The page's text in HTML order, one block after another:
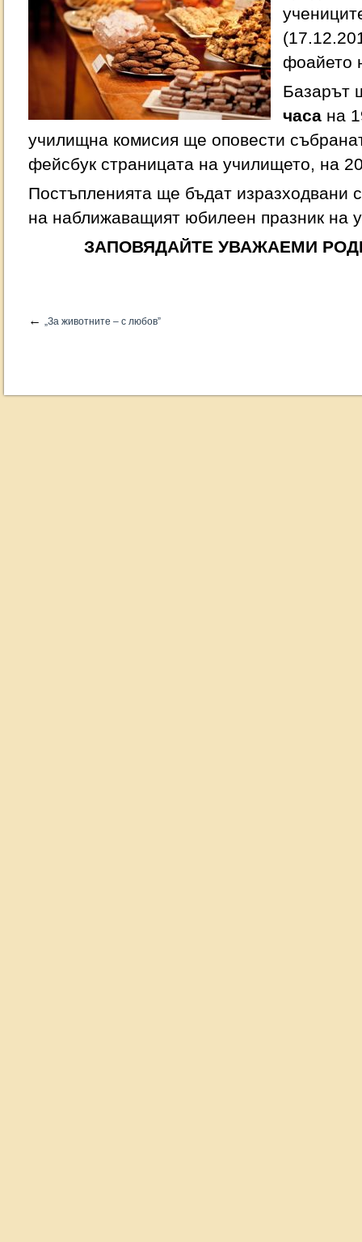
фоайето
Базарът
часа на
училищна комисия ще оповести
фейсбук страницата на училището, на
Постъпленията ще бъдат изразходвани
на наближаващият юбилеен празник на
ЗАПОВЯДАЙТЕ УВАЖАЕМИ
← „За животните – с любов”